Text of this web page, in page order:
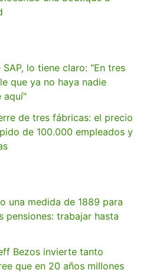
lo tiene claro: "En tres
que ya no haya nadie
aquí"
de tres fábricas: el precio
de 100.000 empleados y
una medida de 1889 para
pensiones: trabajar hasta
Bezos invierte tanto
que en 20 años millones